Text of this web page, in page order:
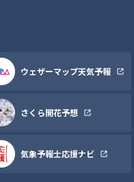
ウェザーマップ天気予報
さくら開花予想
気象予報士応援ナビ